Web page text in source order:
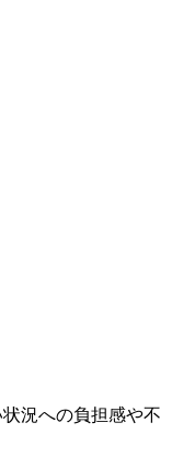
況への負担感や不